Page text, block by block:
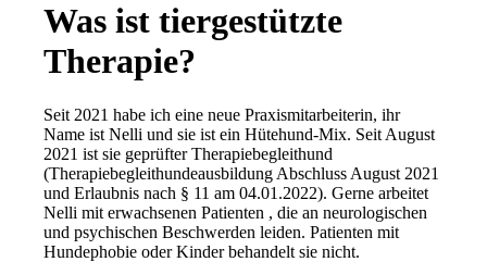
Was ist tiergestützte
Therapie?
Seit 2021 habe ich eine neue Praxismitarbeiterin, ihr
Name ist Nelli und sie ist ein Hütehund-Mix. Seit August
2021 ist sie geprüfter Therapiebegleithund
(Therapiebegleithundeausbildung Abschluss August 2021
und Erlaubnis nach § 11 am 04.01.2022). Gerne arbeitet
Nelli mit erwachsenen Patienten , die an neurologischen
und psychischen Beschwerden leiden. Patienten mit
Hundephobie oder Kinder behandelt sie nicht.